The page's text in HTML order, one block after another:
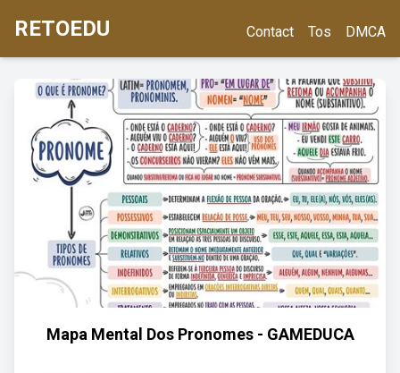
RETOEDU Contact Tos DMCA
Mapa Mental Dos Pronomes - GAMEDUCA